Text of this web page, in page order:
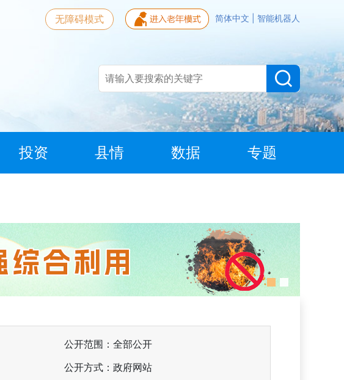
简体中文 智能机器人
无障碍模式
投资 县情 数据 专题
公开范围：全部公开
公开方式：政府网站